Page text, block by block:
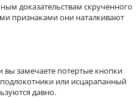
доказательствам скрученного
признаками они наталкивают
замечаете потертые кнопки
или исцарапанный
давно.